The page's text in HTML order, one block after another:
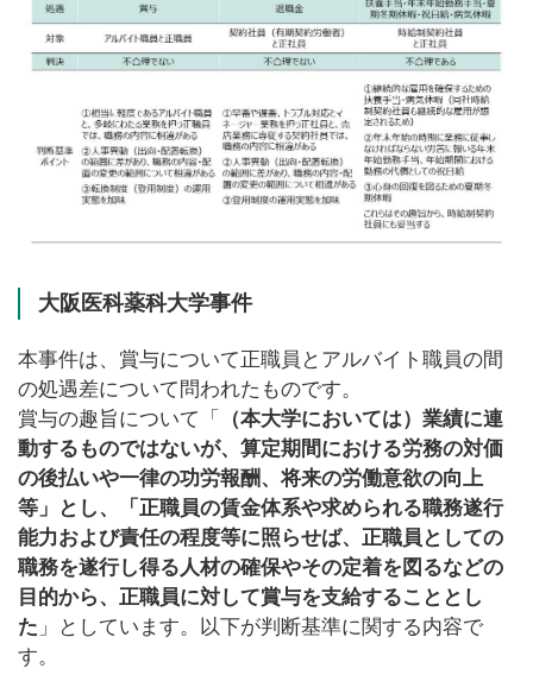
大阪医科薬科大学事件
本事件は、賞与について正職員とアルバイト職員の間
の処遇差について問われたものです。
賞与の趣旨について「
（本大学においては）業績に連
動するものではないが、算定期間における労務の対価
の後払いや一律の功労報酬、将来の労働意欲の向上
等」とし、「正職員の賃金体系や求められる職務遂行
能力および責任の程度等に照らせば、正職員としての
職務を遂行し得る人材の確保やその定着を図るなどの
目的から、正職員に対して賞与を支給することとし
た 」としています。以下が判断基準に関する内容で
す。